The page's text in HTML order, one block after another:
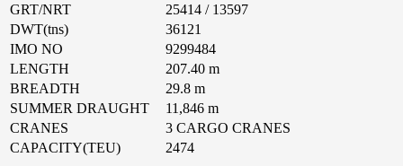
GRT/NRT
25414 / 13597
DWT(tns)
36121
IMO NO
9299484
LENGTH
207.40 m
BREADTH
29.8 m
SUMMER DRAUGHT
11,846 m
CRANES
3 CARGO CRANES
CAPACITY(TEU)
2474